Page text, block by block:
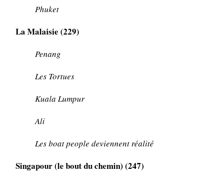
Phuket
La Malaisie (229)
Penang
Les Tortues
Kuala Lumpur
Ali
Les boat people deviennent réalité
Singapour (le bout du chemin) (247)